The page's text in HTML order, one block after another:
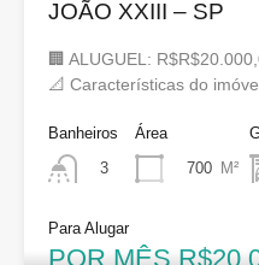
JOÃO XXIII – SP
🏢 ALUGUEL:
📐 Características do
Banheiros
3
Área
700 M²
Para Alugar
POR MÊS